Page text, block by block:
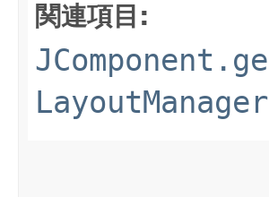
関連項目: